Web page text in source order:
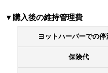
購入後の維持管理費
ヨットハーバーでの停
保険代